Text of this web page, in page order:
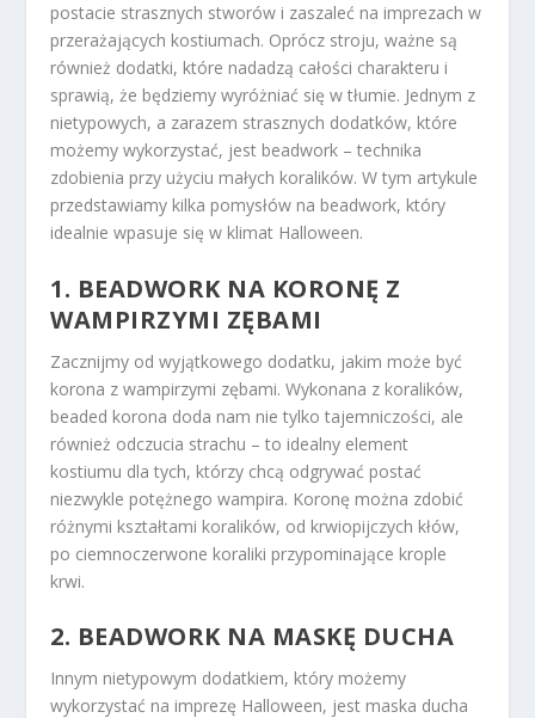
postacie strasznych stworów i zaszaleć na imprezach w
przerażających kostiumach. Oprócz stroju, ważne są
również dodatki, które nadadzą całości charakteru i
sprawią, że będziemy wyróżniać się w tłumie. Jednym z
nietypowych, a zarazem strasznych dodatków, które
możemy wykorzystać, jest beadwork – technika
zdobienia przy użyciu małych koralików. W tym artykule
przedstawiamy kilka pomysłów na beadwork, który
idealnie wpasuje się w klimat Halloween.
1. BEADWORK NA KORONĘ Z
WAMPIRZYMI ZĘBAMI
Zacznijmy od wyjątkowego dodatku, jakim może być
korona z wampirzymi zębami. Wykonana z koralików,
beaded korona doda nam nie tylko tajemniczości, ale
również odczucia strachu – to idealny element
kostiumu dla tych, którzy chcą odgrywać postać
niezwykle potężnego wampira. Koronę można zdobić
różnymi kształtami koralików, od krwiopijczych kłów,
po ciemnoczerwone koraliki przypominające krople
krwi.
2. BEADWORK NA MASKĘ DUCHA
Innym nietypowym dodatkiem, który możemy
wykorzystać na imprezę Halloween, jest maska ducha